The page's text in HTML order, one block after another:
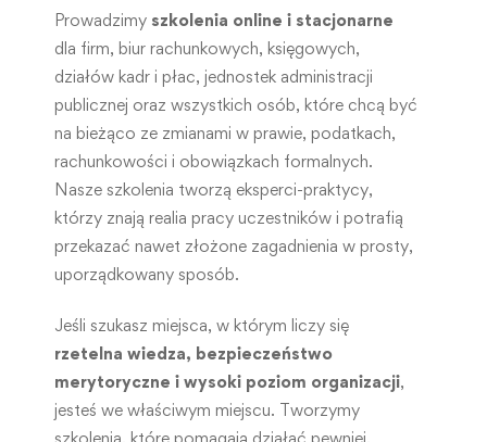
Prowadzimy szkolenia online i stacjonarne
dla firm, biur rachunkowych, księgowych,
działów kadr i płac, jednostek administracji
publicznej oraz wszystkich osób, które chcą być
na bieżąco ze zmianami w prawie, podatkach,
rachunkowości i obowiązkach formalnych.
Nasze szkolenia tworzą eksperci-praktycy,
którzy znają realia pracy uczestników i potrafią
przekazać nawet złożone zagadnienia w prosty,
uporządkowany sposób.
Jeśli szukasz miejsca, w którym liczy się
rzetelna wiedza, bezpieczeństwo
merytoryczne i wysoki poziom organizacji,
jesteś we właściwym miejscu. Tworzymy
szkolenia, które pomagają działać pewniej,